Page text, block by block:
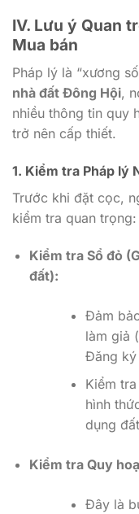
IV. Lưu ý Quan
Mua bán
Pháp lý là “xương
nhà đất Đông Hội,
nhiều thông tin quy
trở nên cấp thiết.
1. Kiểm tra Pháp lý
Trước khi đặt cọc,
kiểm tra quan trọng:
Kiểm tra Sổ đỏ
đất):
Đảm
làm giả
Đăng ký
Kiểm
hình
dụng
Kiểm tra Quy
Đây là